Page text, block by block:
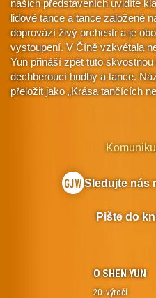
našich představeních uvidíte
lidové tance a tance založené
doprovází živý orchestr a je
vystoupení. V Číně vzkvétala
Yun přináší zpět tuto
dechberoucí hudby a tance.
přeložit jako „Krása tančících
O SHEN YUN
20. výročí
Sledujte nás
Pište do